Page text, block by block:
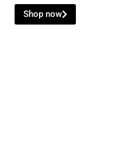
Shop now